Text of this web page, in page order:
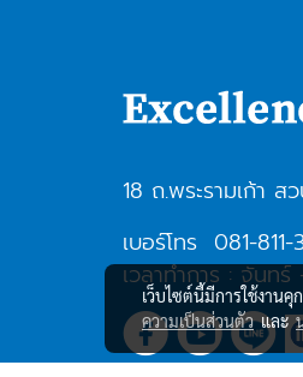
18 ถ.พระรามเก้า
เบอร์โทร 081-811-
เวลาทำการ : จัน
เว็บไซต์นี้มีการใช้งาน
ความเป็นส่วนตัวและ